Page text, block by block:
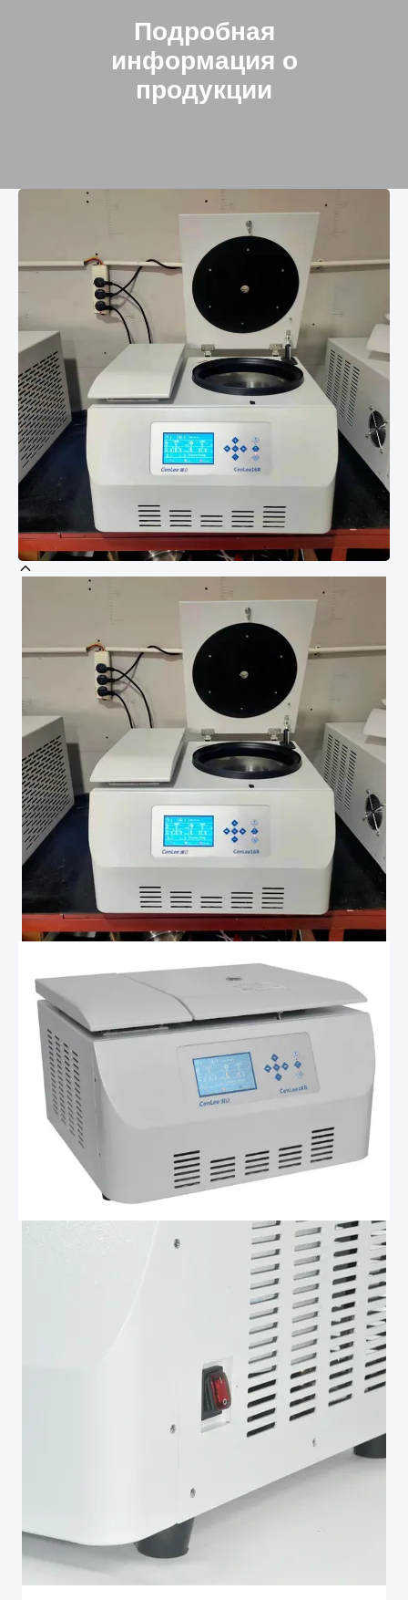
Подробная
информация о
продукции